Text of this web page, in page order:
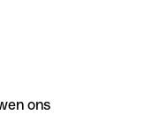
ons